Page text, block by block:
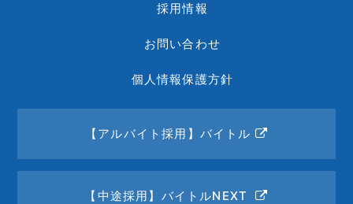
採用情報
お問い合わせ
個人情報保護方針
【アルバイト採用】バイトル
【中途採用】バイトルNEXT